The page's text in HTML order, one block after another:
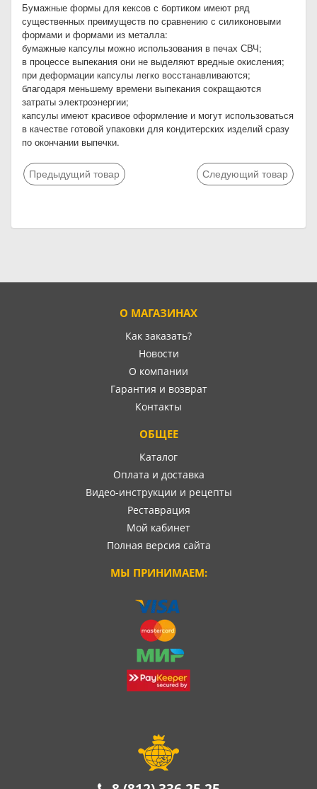
Бумажные формы для кексов с бортиком имеют ряд
существенных преимуществ по сравнению с силиконовыми
формами и формами из металла:
бумажные капсулы можно использования в печах СВЧ;
в процессе выпекания они не выделяют вредные окисления;
при деформации капсулы легко восстанавливаются;
благодаря меньшему времени выпекания сокращаются
затраты электроэнергии;
капсулы имеют красивое оформление и могут использоваться
в качестве готовой упаковки для кондитерских изделий сразу
по окончании выпечки.
Предыдущий товар Следующий товар
О МАГАЗИНАХ
Как заказать?
Новости
О компании
Гарантия и возврат
Контакты
ОБЩЕЕ
Каталог
Оплата и доставка
Видео-инструкции и рецепты
Реставрация
Мой кабинет
Полная версия сайта
МЫ ПРИНИМАЕМ: